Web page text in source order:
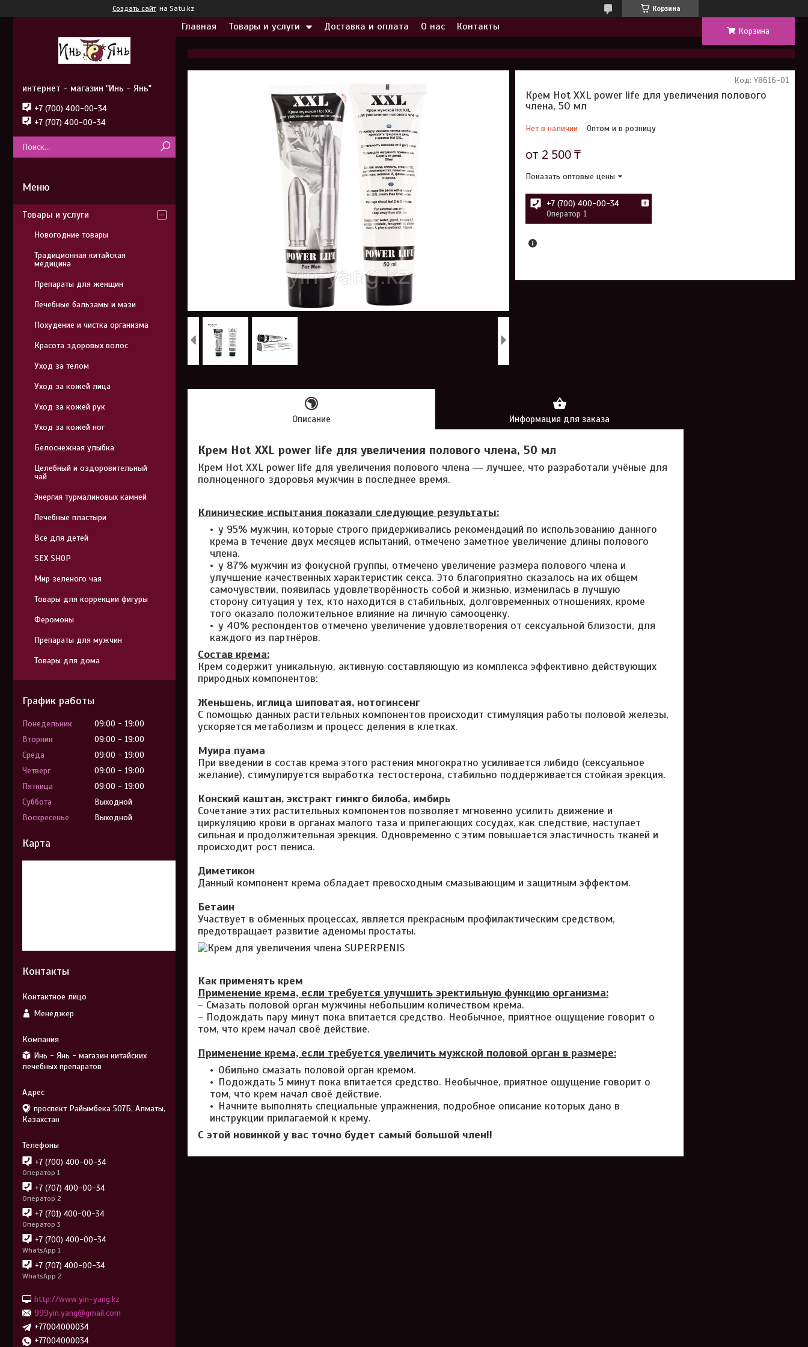
Создать сайт на Satu.kz Корзина
Главная Товары и услуги Доставка и оплата О нас Контакты Корзина
Крем Hot XXL power life для увеличения полового
члена, 50 мл
Нет в наличии Оптом и в розницу
Код: Y8616-01
от 2 500 ₸
Показать оптовые цены
+7 (700) 400-00-34
Оператор 1
Описание Информация для заказа
Крем Hot XXL power life для увеличения полового члена, 50 мл
Крем Hot XXL power life для увеличения полового члена ― лучшее, что разработали учёные для
полноценного здоровья мужчин в последнее время.
Клинические испытания показали следующие результаты:
у 95% мужчин, которые строго придерживались рекомендаций по использованию данного
крема в течение двух месяцев испытаний, отмечено заметное увеличение длины полового
члена.
у 87% мужчин из фокусной группы, отмечено увеличение размера полового члена и
улучшение качественных характеристик секса. Это благоприятно сказалось на их общем
самочувствии, появилась удовлетворённость собой и жизнью, изменилась в лучшую
сторону ситуация у тех, кто находится в стабильных, долговременных отношениях, кроме
того оказало положительное влияние на личную самооценку.
у 40% респондентов отмечено увеличение удовлетворения от сексуальной близости, для
каждого из партнёров.
Состав крема:
Крем содержит уникальную, активную составляющую из комплекса эффективно действующих
природных компонентов:
Женьшень, иглица шиповатая, нотогинсенг
С помощью данных растительных компонентов происходит стимуляция работы половой железы,
ускоряется метаболизм и процесс деления в клетках.
Муира пуама
При введении в состав крема этого растения многократно усиливается либидо (сексуальное
желание), стимулируется выработка тестостерона, стабильно поддерживается стойкая эрекция.
Конский каштан, экстракт гинкго билоба, имбирь
Сочетание этих растительных компонентов позволяет мгновенно усилить движение и
циркуляцию крови в органах малого таза и прилегающих сосудах, как следствие, наступает
сильная и продолжительная эрекция. Одновременно с этим повышается эластичность тканей и
происходит рост пениса.
Диметикон
Данный компонент крема обладает превосходным смазывающим и защитным эффектом.
Бетаин
Участвует в обменных процессах, является прекрасным профилактическим средством,
предотвращает развитие аденомы простаты.
Как применять крем
Применение крема, если требуется улучшить эректильную функцию организма:
- Смазать половой орган мужчины небольшим количеством крема.
- Подождать пару минут пока впитается средство. Необычное, приятное ощущение говорит о
том, что крем начал своё действие.
Применение крема, если требуется увеличить мужской половой орган в размере:
Обильно смазать половой орган кремом.
Подождать 5 минут пока впитается средство. Необычное, приятное ощущение говорит о
том, что крем начал своё действие.
Начните выполнять специальные упражнения, подробное описание которых дано в
инструкции прилагаемой к крему.
С этой новинкой у вас точно будет самый большой член!!
интернет - магазин "Инь - Янь"
+7 (700) 400-00-34
+7 (707) 400-00-34
Товары и услуги
Новогодние товары
Традиционная китайская
медицина
Препараты для женщин
Лечебные бальзамы и мази
Похудение и чистка организма
Красота здоровых волос
Уход за телом
Уход за кожей лица
Уход за кожей рук
Уход за кожей ног
Белоснежная улыбка
Целебный и оздоровительный
чай
Энергия турмалиновых камней
Лечебные пластыри
Все для детей
SEX SHOP
Мир зеленого чая
Товары для коррекции фигуры
Феромоны
Препараты для мужчин
Товары для дома
График работы
Понедельник 09:00
19:00
Вторник
09:00
19:00
Среда
09:00
19:00
Четверг
09:00
19:00
Пятница
09:00
19:00
Суббота
Выходной
Воскресенье
Выходной
Карта
Контакты
Менеджер
Инь - Янь - магазин китайских
лечебных препаратов
проспект Райымбека 507Б, Алматы,
Казахстан
+7 (700) 400-00-34
Оператор 1
+7 (707) 400-00-34
Оператор 2
+7 (701) 400-00-34
Оператор 3
+7 (700) 400-00-34
WhatsApp 1
+7 (707) 400-00-34
WhatsApp 2
http://www.yin-yang.kz
999yin.yang@gmail.com
+77004000034
+77004000034